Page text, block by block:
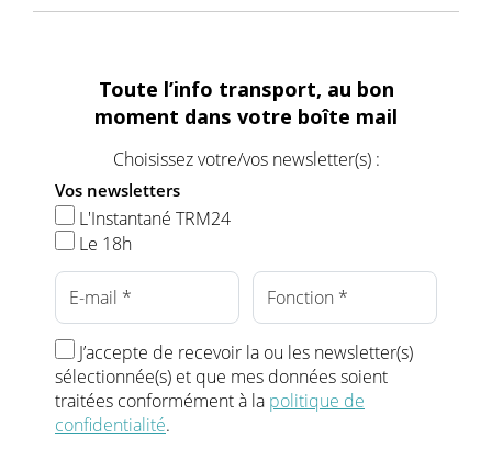
Toute l’info transport, au bon
moment dans votre boîte mail
Choisissez votre/vos newsletter(s) :
Vos newsletters
L'Instantané TRM24
Le 18h
J’accepte de recevoir la ou les newsletter(s)
sélectionnée(s) et que mes données soient
traitées conformément à la politique de
confidentialité.